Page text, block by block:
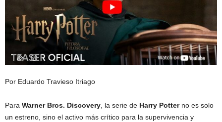
Por Eduardo Travieso Itriago
Para Warner Bros. Discovery, la serie de Harry Potterno es solo
un estreno, sino el activo más crítico para la supervivencia y